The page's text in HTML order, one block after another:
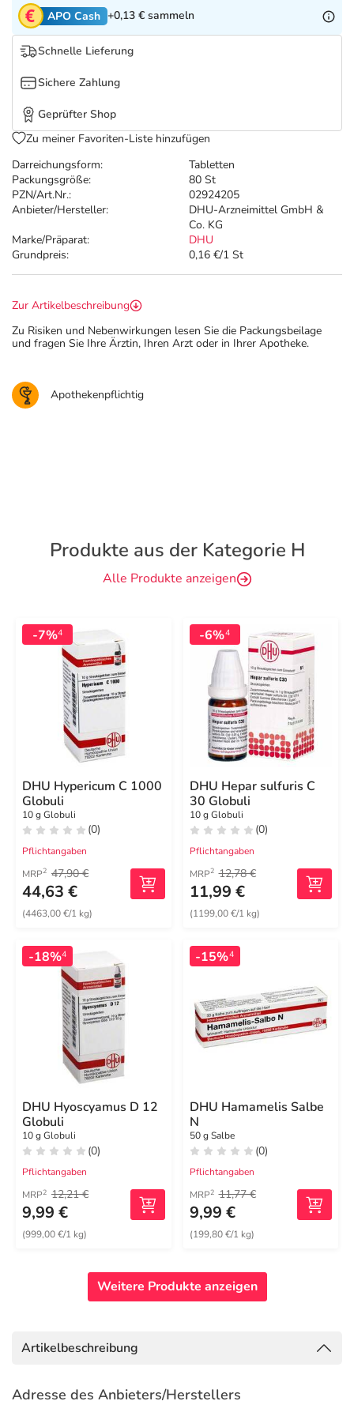
Tierapotheke
Vitamine & Mineralstoffe
Marken
Salus Deals
Darreichungsform:
Tabletten
Packungsgröße:
80 St
PZN/Art.Nr.:
02924205
Anbieter/Hersteller:
DHU-Arzneimittel GmbH &
Co. KG
Marke/Präparat:
DHU
Grundpreis:
0,16 €/1 St
APO Cash +0,13 € sammeln
Schnelle Lieferung
Sichere Zahlung
Geprüfter Shop
Zu meiner Favoriten-Liste hinzufügen
Zur Artikelbeschreibung
Zu Risiken und Nebenwirkungen lesen Sie die Packungsbeilage
und fragen Sie Ihre Ärztin, Ihren Arzt oder in Ihrer Apotheke.
Apothekenpflichtig
Produkte aus der Kategorie H
Alle Produkte anzeigen
-7%4
DHU Hypericum C 1000
Globuli
10 g Globuli
(0)
Pflichtangaben
MRP2 47,90 €
44,63 €
(4463,00 €/1 kg)
-6%4
DHU Hepar sulfuris C
30 Globuli
10 g Globuli
(0)
Pflichtangaben
MRP2 12,78 €
11,99 €
(1199,00 €/1 kg)
-18%4
DHU Hyoscyamus D 12
Globuli
10 g Globuli
(0)
Pflichtangaben
MRP2 12,21 €
9,99 €
(999,00 €/1 kg)
-15%4
DHU Hamamelis Salbe
N
50 g Salbe
(0)
Pflichtangaben
MRP2 11,77 €
9,99 €
(199,80 €/1 kg)
Weitere Produkte anzeigen
Artikelbeschreibung
Adresse des Anbieters/Herstellers